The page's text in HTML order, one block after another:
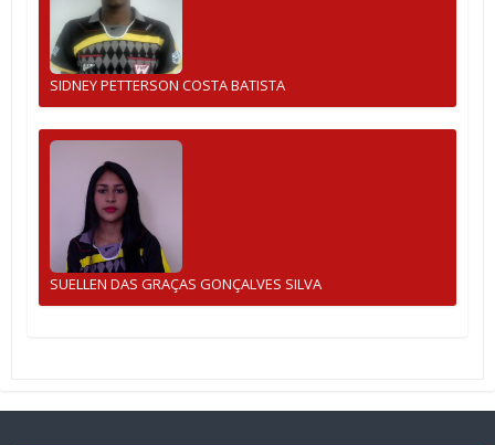
SIDNEY PETTERSON COSTA BATISTA
SUELLEN DAS GRAÇAS GONÇALVES SILVA